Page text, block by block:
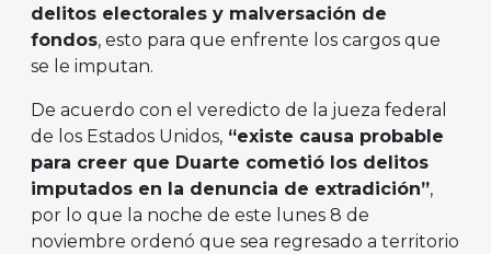
delitos electorales y malversación de
fondos, esto para que enfrente los cargos que
se le imputan.
De acuerdo con el veredicto de la jueza federal
de los Estados Unidos, “existe causa probable
para creer que Duarte cometió los delitos
imputados en la denuncia de extradición”,
por lo que la noche de este lunes 8 de
noviembre ordenó que sea regresado a territorio